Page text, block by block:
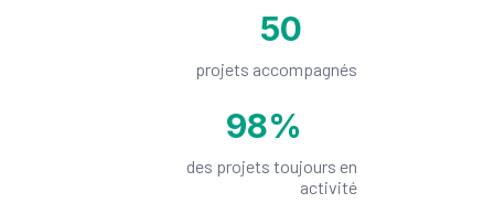
50
projets accompagnés
98%
des projets toujours en
activité